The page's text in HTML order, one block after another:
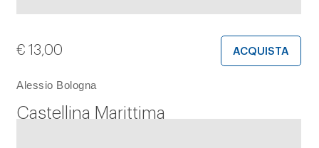
Alessio Bologna
Castellina Marittima
€ 13,00 ACQUISTA